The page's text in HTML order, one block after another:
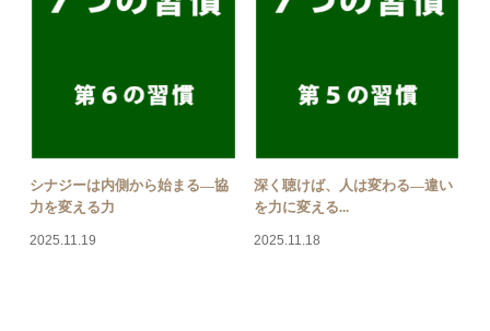
シナジーは内側から始まる―協
力を変える力
2025.11.19
深く聴けば、人は変わる―違い
を力に変える...
2025.11.18